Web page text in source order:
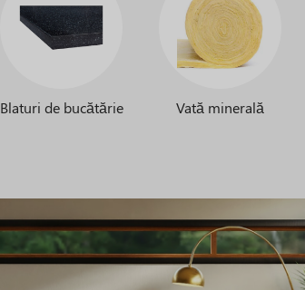
Blaturi de bucătărie Vată minerală